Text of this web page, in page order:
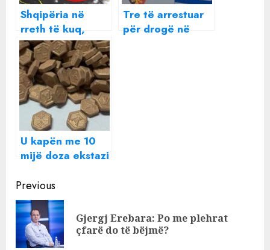
Shqipëria në
rreth të kuq,
rreziku vjen nga
deti dhe qielli
Tre të arrestuar
për drogë në
U kapën me 10
mijë doza ekstazi
zbardhet
identiteti i 5 të
arrestuarve që
furnizonin lokalet
e Tiranës, mes
Continue
Reading
Previous
Gjergj Erebara: Po me plehrat
çfarë do të bëjmë?